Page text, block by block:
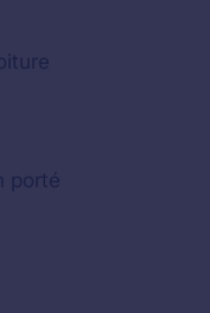
porté